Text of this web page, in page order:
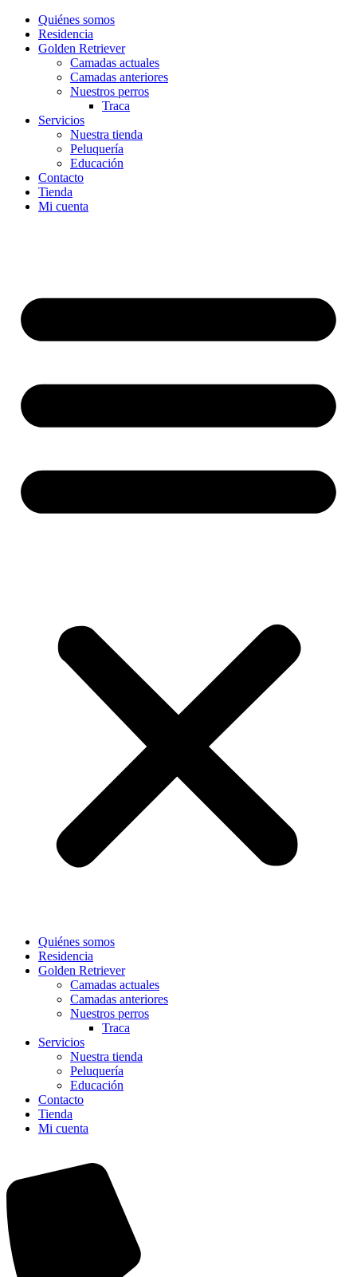
Quiénes somos
Residencia
Golden Retriever
Camadas actuales
Camadas anteriores
Nuestros perros
Traca
Servicios
Nuestra tienda
Peluquería
Educación
Contacto
Tienda
Mi cuenta
Quiénes somos
Residencia
Golden Retriever
Camadas actuales
Camadas anteriores
Nuestros perros
Traca
Servicios
Nuestra tienda
Peluquería
Educación
Contacto
Tienda
Mi cuenta